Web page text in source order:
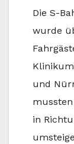
Die S-
wurde
und
in